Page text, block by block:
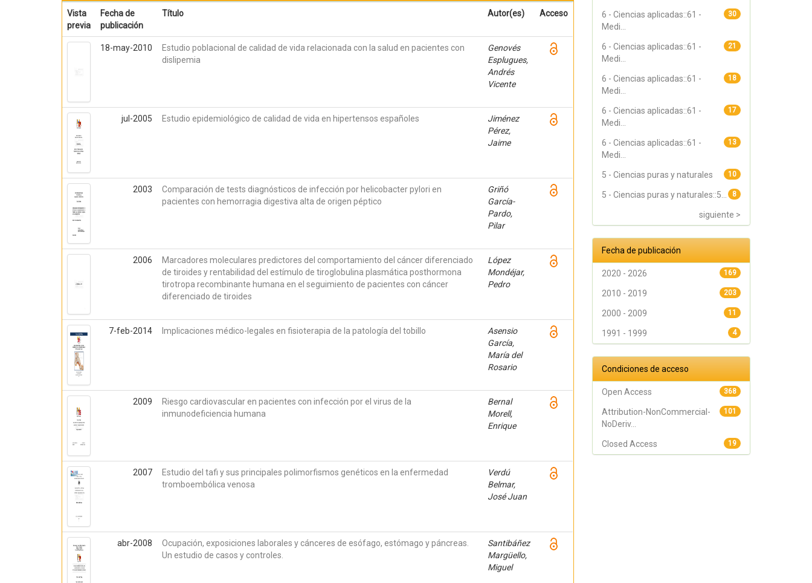
Vista
previa
Fecha de
publicación
Título Autor(es) Acceso
18-may-2010
Estudio poblacional de calidad de vida relacionada con la salud en pacientes con
dislipemia
Genovés
Esplugues,
Andrés
Vicente
jul-2005 Estudio epidemiológico de calidad de vida en hipertensos españoles
Jiménez
Pérez,
Jaime
2003
Comparación de tests diagnósticos de infección por helicobacter pylori en
pacientes con hemorragia digestiva alta de origen péptico
Griñó
García-
Pardo,
Pilar
2006
Marcadores moleculares predictores del comportamiento del cáncer diferenciado
de tiroides y rentabilidad del estímulo de tiroglobulina plasmática posthormona
tirotropa recombinante humana en el seguimiento de pacientes con cáncer
diferenciado de tiroides
López
Mondéjar,
Pedro
7-feb-2014 Implicaciones médico-legales en fisioterapia de la patología del tobillo
Asensio
García,
María del
Rosario
2009
Riesgo cardiovascular en pacientes con infección por el virus de la
inmunodeficiencia humana
Bernal
Morell,
Enrique
2007
Estudio del tafi y sus principales polimorfismos genéticos en la enfermedad
tromboembólica venosa
Verdú
Belmar,
José Juan
abr-2008
Ocupación, exposiciones laborales y cánceres de esófago, estómago y páncreas.
Un estudio de casos y controles.
Santibáñez
Margüello,
Miguel
30
6 - Ciencias aplicadas::61 -
Medi...
21
6 - Ciencias aplicadas::61 -
Medi...
18
6 - Ciencias aplicadas::61 -
Medi...
17
6 - Ciencias aplicadas::61 -
Medi...
13
6 - Ciencias aplicadas::61 -
Medi...
10
5 - Ciencias puras y naturales
8
5 - Ciencias puras y naturales::5...
siguiente >
Fecha de publicación
169
2020 - 2026
203
2010 - 2019
11
2000 - 2009
4
1991 - 1999
Condiciones de acceso
368
Open Access
101
Attribution-NonCommercial-
NoDeriv...
19
Closed Access